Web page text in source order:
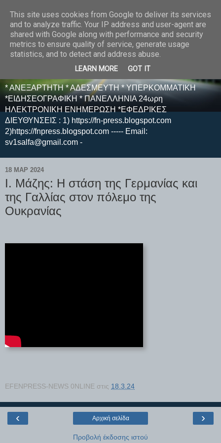
E F E N P R E S S -
ΗΛΕΚΤΡΟΝΙΚΗ
ΕΦΗΜΕΡΙΔΑ
* ΑΝΕΞΑΡΤΗΤΗ * ΑΔΕΣΜΕΥΤΗ * ΥΠΕΡΚΟΜΜΑΤΙΚΗ
*ΕΙΔΗΣΕΟΓΡΑΦΙΚΗ * ΠΑΝΕΛΛΗΝΙΑ 24ωρη
ΗΛΕΚΤΡΟΝΙΚΗ ΕΝΗΜΕΡΩΣΗ *ΕΦΕΔΡΙΚΕΣ
ΔΙΕΥΘΥΝΣΕΙΣ : 1) https://fn-press.blogspot.com
2)https://fnpress.blogspot.com ----- Email:
sv1salfa@gmail.com -
18 ΜΑΡ 2024
Ι. Μάζης: Η στάση της Γερμανίας και
της Γαλλίας στον πόλεμο της
Ουκρανίας
EFENPRESS-NEWS 0NLINE στις 18.3.24
‹ ›
Αρχική σελίδα
Προβολή έκδοσης ιστού
This site uses cookies from Google to deliver its services
and to analyze traffic. Your IP address and user-agent are
shared with Google along with performance and security
metrics to ensure quality of service, generate usage
statistics, and to detect and address abuse.
LEARN MORE GOT IT